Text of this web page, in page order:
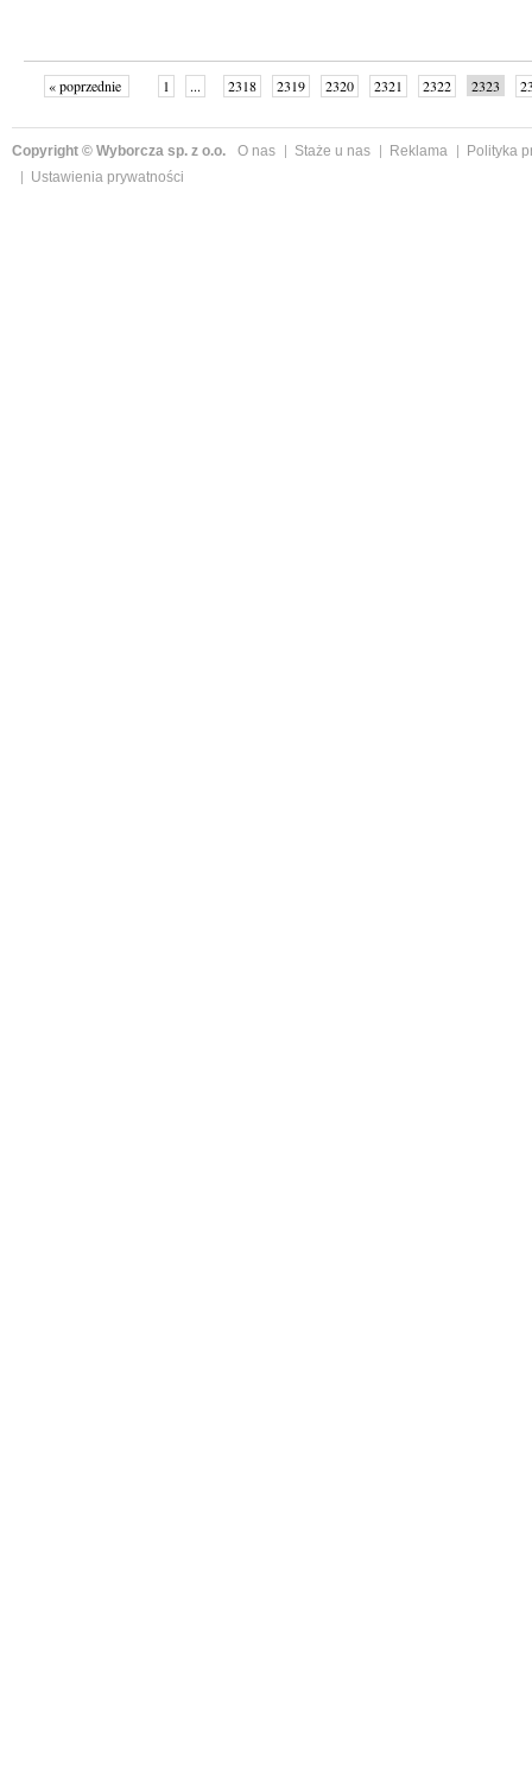
« poprzednie 1 ... 2318 2319 2320 2321 2322 2323
Copyright © Wyborcza sp. z o.o. O nas Staże u nas Reklama
Polityka
Ustawienia prywatności